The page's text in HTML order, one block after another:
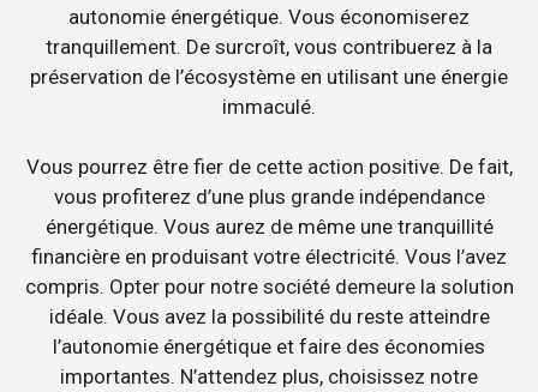
autonomie énergétique. Vous économiserez
tranquillement. De surcroît, vous contribuerez à la
préservation de l’écosystème en utilisant une énergie
immaculé.
Vous pourrez être fier de cette action positive. De fait,
vous profiterez d’une plus grande indépendance
énergétique. Vous aurez de même une tranquillité
financière en produisant votre électricité. Vous l’avez
compris. Opter pour notre société demeure la solution
idéale. Vous avez la possibilité du reste atteindre
l’autonomie énergétique et faire des économies
importantes. N’attendez plus, choisissez notre